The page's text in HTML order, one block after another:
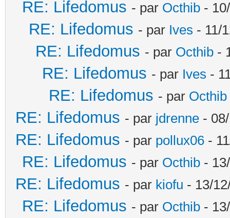
RE: Lifedomus - par Octhib -
RE: Lifedomus - par Ives - 11/
RE: Lifedomus - par Octhib -
RE: Lifedomus - par Ives -
RE: Lifedomus - par Octhib
RE: Lifedomus - par jdrenne -
RE: Lifedomus - par pollux06 -
RE: Lifedomus - par Octhib -
RE: Lifedomus - par kiofu - 13/
RE: Lifedomus - par Octhib -